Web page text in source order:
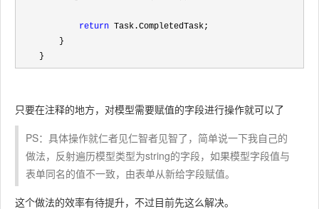
return Task.CompletedTask;
    }
只要在注释的地方，对模型需要赋值的字段进行操作就可以了
PS：具体操作就仁者见仁智者见智了，简单说一下我自己的
做法，反射遍历模型类型为string的字段，如果模型字段值与
表单同名的值不一致，由表单从新给字段赋值。
这个做法的效率有待提升，不过目前先这么解决。